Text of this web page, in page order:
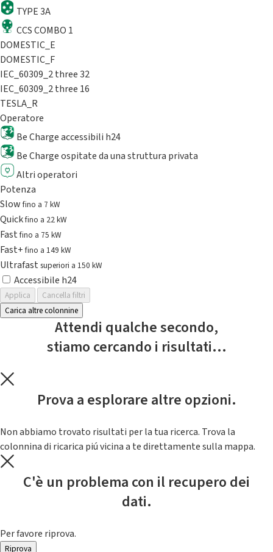
TYPE 3A
CCS COMBO 1
DOMESTIC_E
DOMESTIC_F
IEC_60309_2 three 32
IEC_60309_2 three 16
TESLA_R
Operatore
Be Charge accessibili h24
Be Charge ospitate da una struttura privata
Altri operatori
Potenza
Slowfino a 7 kW
Quickfino a 22 kW
Fastfino a 75 kW
Fast+fino a 149 kW
Ultrafast superiori a 150 kW
Accessibile h24
Applica
Cancella filtri
Carica altre colonnine
Attendi qualche secondo,
stiamo cercando i risultati...
Prova a esplorare altre opzioni.
Non abbiamo trovato risultati per la tua ricerca. Trova la
colonnina di ricarica piú vicina a te direttamente sulla mappa.
C'è un problema con il recupero dei
dati.
Per favore riprova.
Riprova